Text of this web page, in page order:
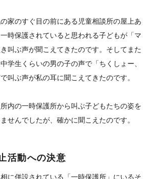
家のすぐ目の前にある児童相談所の屋上あ
時保護されていると思われる子どもが「マ
叫ぶ声が聞こえてきたのです。そしてまた
学生くらいの男の子の声で「ちくしょー、
叫ぶ声が私の耳に聞こえてきたのです。
内の一時保護所から叫ぶ子どもたちの姿を
せんでしたが、確かに聞こえたのです。
活動への決意
に併設されている「一時保護所」にいるそ